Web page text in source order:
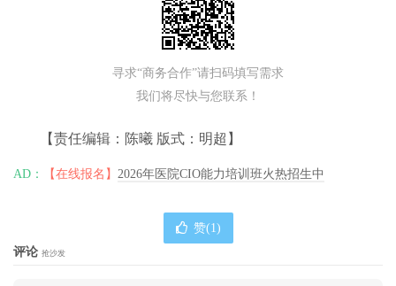
寻求“商务合作”请扫码填写需求
我们将尽快与您联系！
【责任编辑：陈曦 版式：明超】
AD： 【在线报名】 2026年医院CIO能力培训班火热招生中
赞(1)
评论 抢沙发